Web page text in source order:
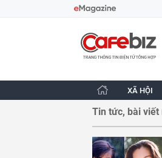
CafeBiz - Trang chủ
XÃ HỘI
Tin tức, bài viết